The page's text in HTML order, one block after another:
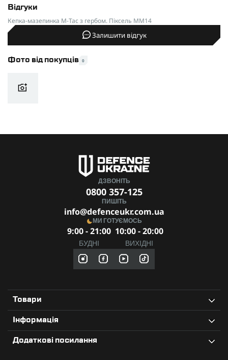
Відгуки
Кепка-мазепинка M-Tac з гербом. Піксель MM14
Залишити відгук
Фото від покупців 0
ДЗВОНІТЬ
0800 357-125
ПИШІТЬ
info@defenceukr.com.ua
МИ ГОТУЄМОСЬ
9:00 - 21:00
БУДНІ
10:00 - 20:00
ВИХІДНІ
Товари
Інформація
Додаткові посилання